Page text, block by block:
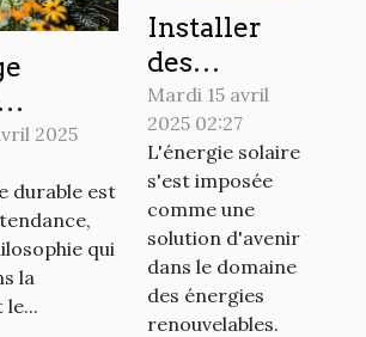
pour
de
2025
durable est
qui
la
Installer
des
panneaux
solaires en
2023 est-ce
rentable
dans votre
région
Mardi 15 avril
2025 02:27
L'énergie solaire
s'est imposée
comme une
solution d'avenir
dans le domaine
des énergies
renouvelables.